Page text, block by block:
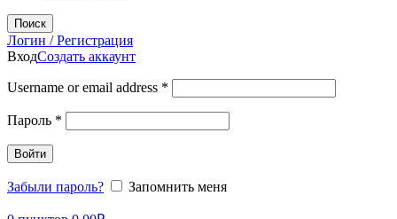
Поиск
Логин / Регистрация
ВходСоздать аккаунт
Username or email address *
Пароль *
Войти
Забыли пароль? Запомнить меня